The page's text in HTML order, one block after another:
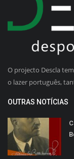
O projecto Descla
o lazer português,
OUTRAS NOTÍCIAS